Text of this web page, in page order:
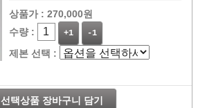
상품가 : 270,000원
수량 :
+1 -1
제본 선택 :
선택상품 장바구니 담기